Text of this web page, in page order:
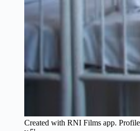
Created with RNI Films app.